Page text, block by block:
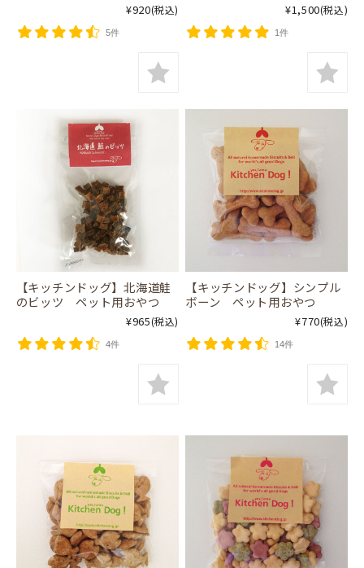
¥920(税込)
5件
¥1,500(税込)
1件
【キッチンドッグ】北海道鮭
のビッツ ペット用おやつ
¥965(税込)
4件
【キッチンドッグ】シンプル
ボーン ペット用おやつ
¥770(税込)
14件